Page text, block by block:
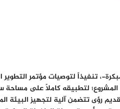
، تنفيذاً لتوصيات مؤتمر
لتطبيقه كاملاً على مساحة
رؤى تتضمن آلية لتجهيز البيئة